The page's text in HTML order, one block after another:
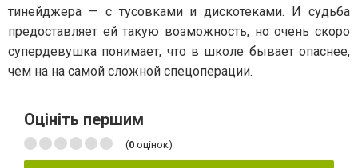
тинейджера — с тусовками и дискотеками. И судьба
предоставляет ей такую возможность, но очень скоро
супердевушка понимает, что в школе бывает опаснее,
чем на на самой сложной спецоперации.
Оцініть першим
(0 оцінок)